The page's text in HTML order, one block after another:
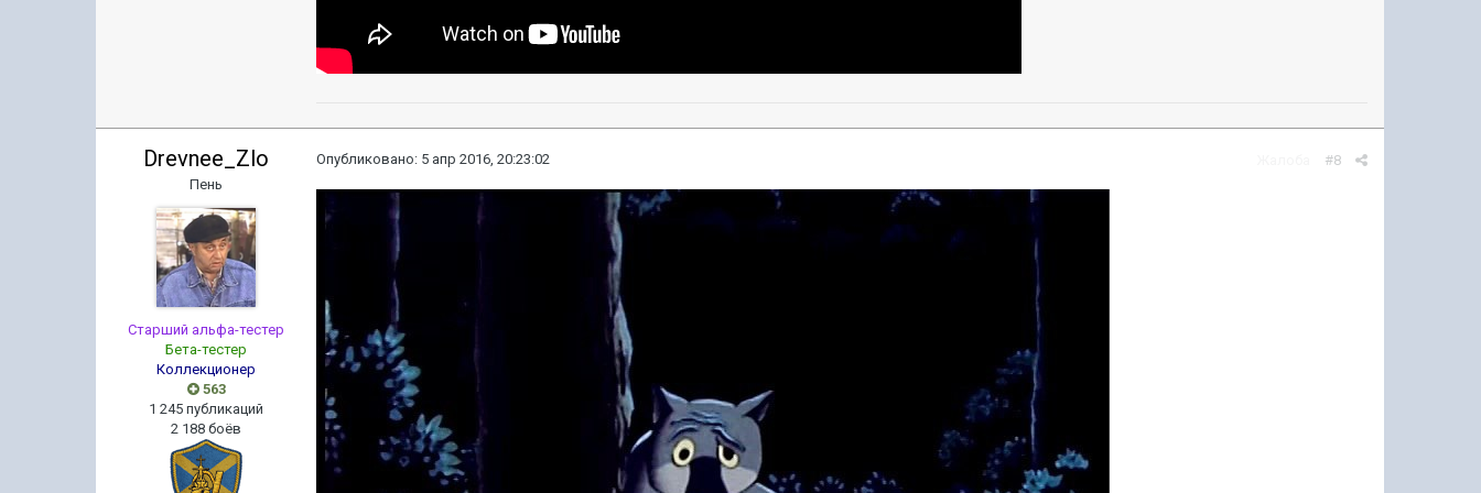
Drevnee_Zlo
Пень
Старший альфа-тестер
Бета-тестер
Коллекционер
563
1 245 публикаций
2 188 боёв
#8
Опубликовано: 5 апр 2016, 20:23:02